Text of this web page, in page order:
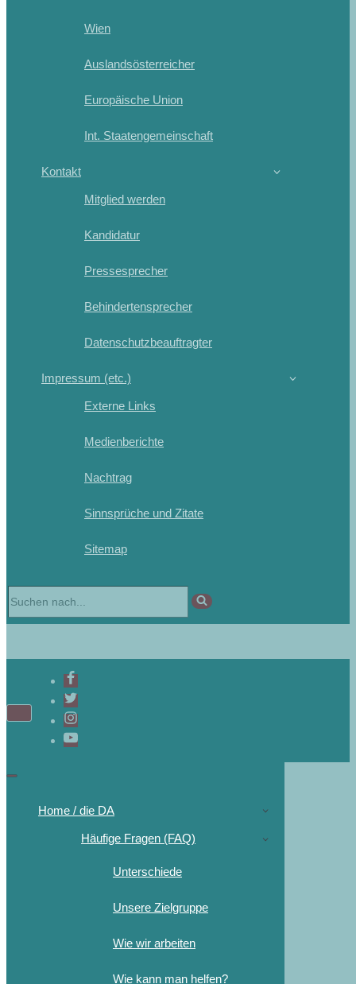
Wien
Auslandsösterreicher
Europäische Union
Int. Staatengemeinschaft
Kontakt
Mitglied werden
Kandidatur
Pressesprecher
Behindertensprecher
Datenschutzbeauftragter
Impressum (etc.)
Externe Links
Medienberichte
Nachtrag
Sinnsprüche und Zitate
Sitemap
Home / die DA
Häufige Fragen (FAQ)
Unterschiede
Unsere Zielgruppe
Wie wir arbeiten
Wie kann man helfen?